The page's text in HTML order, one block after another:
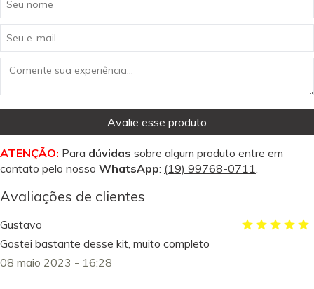
Avalie esse produto
ATENÇÃO: Para dúvidas sobre algum produto entre em
contato pelo nosso WhatsApp: (19) 99768-0711.
Avaliações de clientes
Gustavo
Gostei bastante desse kit, muito completo
08 maio 2023 - 16:28